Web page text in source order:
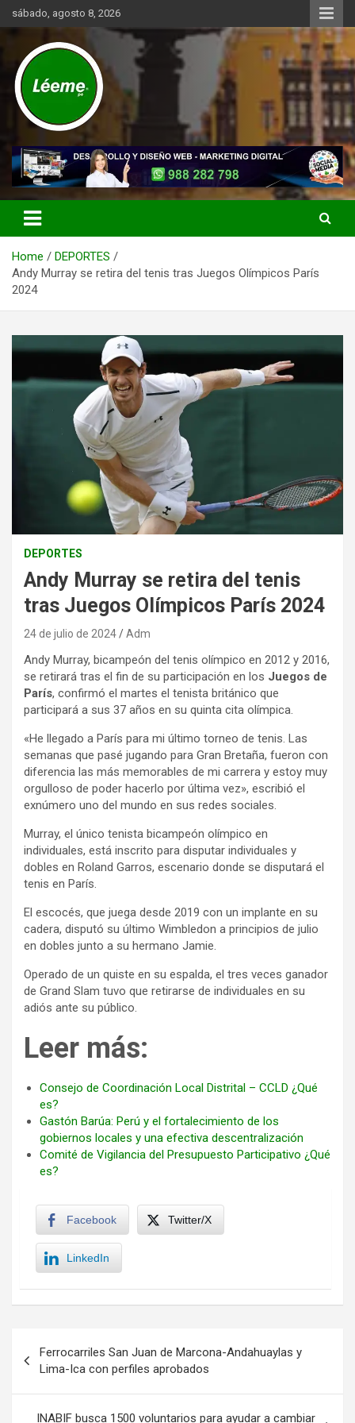
Skip
to
sábado, agosto 8, 2026
Léeme.pe
Noticias de actualidad del mundo distrital, vecinal, municipal y de
negocios a nivel de Lima Metropolitana, sin descuidar las noticias
de alcance nacional.
Home
DEPORTES
Andy Murray se retira del tenis tras Juegos Olímpicos París
2024
DEPORTES
Andy Murray se retira del tenis
tras Juegos Olímpicos París 2024
24 de julio de 2024 Adm
Andy Murray, bicampeón del tenis olímpico en 2012 y 2016,
se retirará tras el fin de su participación en los Juegos de
París, confirmó el martes el tenista británico que
participará a sus 37 años en su quinta cita olímpica.
«He llegado a París para mi último torneo de tenis. Las
semanas que pasé jugando para Gran Bretaña, fueron con
diferencia las más memorables de mi carrera y estoy muy
orgulloso de poder hacerlo por última vez», escribió el
exnúmero uno del mundo en sus redes sociales.
Murray, el único tenista bicampeón olímpico en
individuales, está inscrito para disputar individuales y
dobles en Roland Garros, escenario donde se disputará el
tenis en París.
El escocés, que juega desde 2019 con un implante en su
cadera, disputó su último Wimbledon a principios de julio
en dobles junto a su hermano Jamie.
Operado de un quiste en su espalda, el tres veces ganador
de Grand Slam tuvo que retirarse de individuales en su
adiós ante su público.
Leer más:
Consejo de Coordinación Local Distrital – CCLD ¿Qué
es?
Gastón Barúa: Perú y el fortalecimiento de los
gobiernos locales y una efectiva descentralización
Comité de Vigilancia del Presupuesto Participativo ¿Qué
es?
Facebook Twitter/X
LinkedIn
de
entradas
Ferrocarriles San Juan de Marcona-Andahuaylas y
Lima-Ica con perfiles aprobados
INABIF busca 1500 voluntarios para ayudar a cambiar